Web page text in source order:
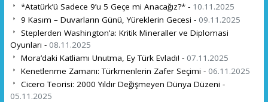
*Atatürk’ü Sadece 9’u 5 Geçe mi Anacağız?* - 10.11.2025
9 Kasım – Duvarların Günü, Yüreklerin Gecesi - 09.11.2025
Steplerden Washington’a: Kritik Mineraller ve Diplomasi
Oyunları - 08.11.2025
Mora’daki Katliamı Unutma, Ey Türk Evladı! - 07.11.2025
Kenetlenme Zamanı: Türkmenlerin Zafer Seçimi - 06.11.2025
Cicero Teorisi: 2000 Yıldır Değişmeyen Dünya Düzeni -
05.11.2025